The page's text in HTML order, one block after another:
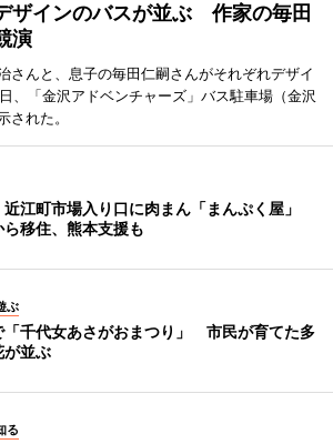
ザインのバスが並ぶ 作家の毎田
演
さんと、息子の毎田仁嗣さんがそれぞれデザイ
、「金沢アドベンチャーズ」バス駐車場（金沢
された。
近江町市場入り口に肉まん「まんぷく屋」
ら移住、熊本支援も
ぶ
「千代女あさがおまつり」 市民が育てた多
が並ぶ
る